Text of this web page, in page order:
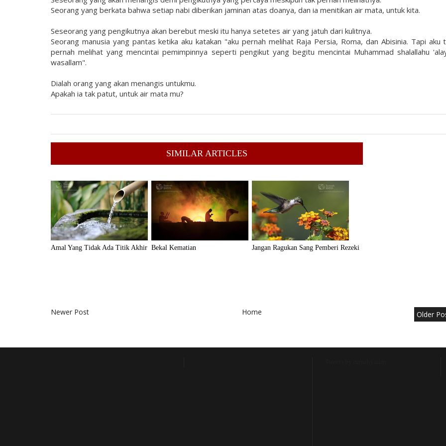
Seorang yang berkata bahwa setiap nabi diberikan jaminan atas doanya, dan ia menitikan air mata, untuk kita.
Seseorang yang pengikutnya akan berebut meski itu hanya setetes air yang jatuh dari kulitnya.
Seorang manusia yang pantas ketika aku katakan "aku pernah melihat Raja Persia, Roma, dan Abisinia. Tapi aku
pernah melihat yang mencintai pemimpinnya seperti pengikut yang begitu mencintai Muhammad shalallahu
wasallam".
Dialah orang yang akan menangis untukmu.
Apakah ia tak patut, untuk air mata mu?
SIMILAR ARTICLES
Amal Yang Tidak Ada Titik Akhir Bekal Kematian Jangan Ragukan Sang Pemberi Rezeki
Newer Post Older
Home